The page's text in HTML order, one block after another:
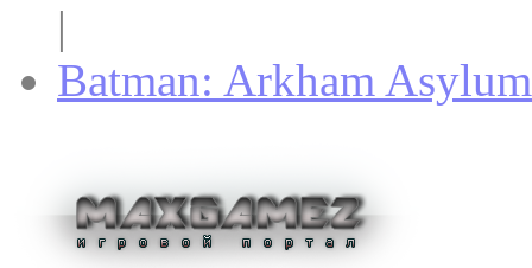
|
Batman: Arkham Asylum